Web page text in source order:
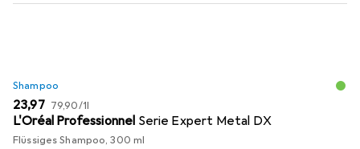
Shampoo
EUR
23,97 EUR
79,90/1l
L'Oréal Professionnel Serie Expert Metal DX
Flüssiges Shampoo, 300 ml